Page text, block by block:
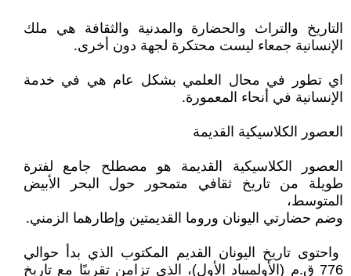
التاريخ والتراث والحضارة والمدنية والثقافة هي ملك
الإنسانية جمعاء ليست محتكرة لجهة دون أخرى.
اي تطور في محال العلمي بشكل عام هي في خدمة
الإنسانية في أنحاء المعمورة.
العصور الكلاسيكية القديمة
العصور الكلاسيكية القديمة هو مصطلح جامع لفترة
طويلة من تاريخ ثقافي متمحور حول البحر الأبيض
المتوسط،
وضم حضارتي اليونان وروما القديمتين وإطارهما الزمني.
واحتوى تاريخ اليونان القديم المكتوب الذي بدأ حوالي
776 ق.م (الأولمبياد الأول)، الذي تزامن تقريبًا مع تاريخ